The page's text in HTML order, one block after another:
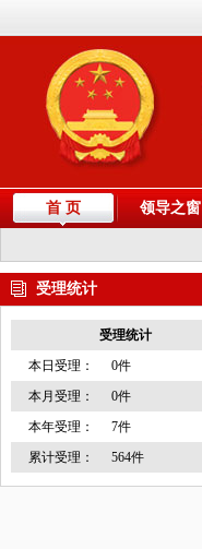
首 页 领导之窗
受理统计
受理统计
本日受理：
0件
本月受理：
0件
本年受理：
7件
累计受理：
564件